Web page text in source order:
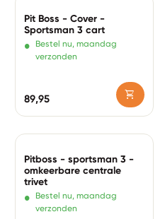
Pit Boss - Cover -
Sportsman 3 cart
•
Bestel nu, maandag
verzonden
Normale prijs
89,95 shopping_cart
Pitboss - sportsman 3 -
omkeerbare centrale
trivet
•
Bestel nu, maandag
verzonden